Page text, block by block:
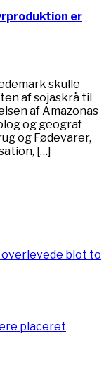
er
skulle
af sojaskrå til
af Amazonas
og geograf
og Fødevarer,
[…]
blot to
placeret